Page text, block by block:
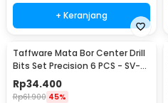
+ Keranjang
Taffware Mata Bor Center Drill
Bits Set Precision 6 PCS - SV-
VDB25
Rp34.400
Rp61.900 45%